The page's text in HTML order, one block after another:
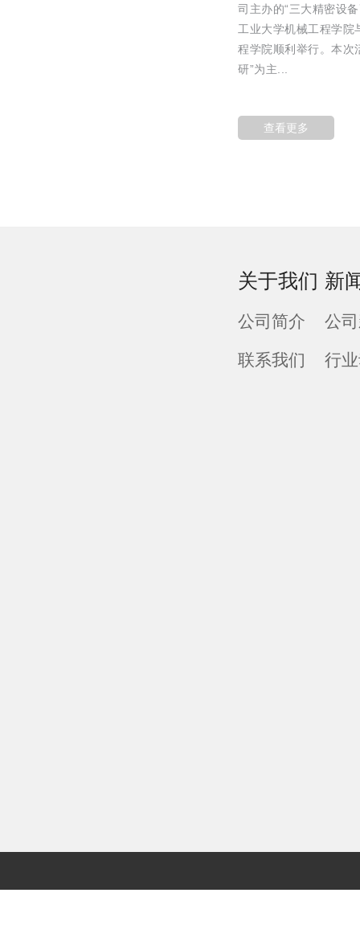
司主办的“三大精密设
工业大学机械工程学院
程学院顺利举行。本次
研”为主...
查看更多
关于我们
公司简介
联系我们
新
公
行